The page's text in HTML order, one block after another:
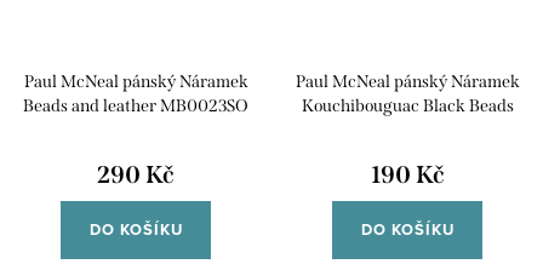
Paul McNeal pánský Náramek
Beads and leather MB0023SO
290 Kč
DO KOŠÍKU
Paul McNeal pánský Náramek
Kouchibouguac Black Beads
190 Kč
DO KOŠÍKU